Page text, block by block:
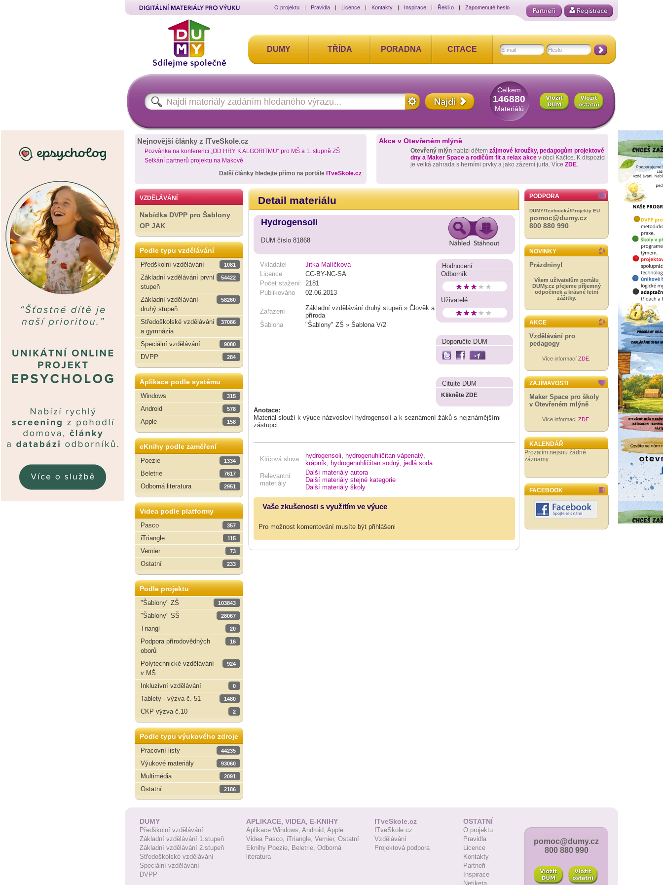
O projektu | Pravidla | Licence | Kontakty | Inspirace | Řekli o | Zapomenuté heslo
DUMY TŘÍDA PORADNA CITACE
Celkem
146880
Materiálů
Nejnovější články z ITveSkole.cz
Pozvánka na konferenci „OD HRY K ALGORITMU“ pro MŠ a 1. stupně ZŠ
Setkání partnerů projektu na Makově
Další články hledejte přímo na portále ITveSkole.cz
Akce v Otevřeném mlýně
Otevřený mlýn nabízí dětem zájmové kroužky, pedagogům projektové
dny a Maker Space a rodičům fit a relax akce v obci Kačice. K dispozici
je velká zahrada s herními prvky a jako zázemí jurta. Více ZDE.
VZDĚLÁVÁNÍ
Nabídka DVPP pro Šablony
OP JAK
Podle typu vzdělávání
Předškolní vzdělávání
1081
Základní vzdělávání první
stupeň
54422
Základní vzdělávání
druhý stupeň
58260
Středoškolské vzdělávání
a gymnázia
37086
Speciální vzdělávání 9080
DVPP 284
Aplikace podle systému
Windows
315
Android 578
Apple 158
eKnihy podle zaměření
Poezie
1334
Beletrie 7617
Odborná literatura 2951
Videa podle platformy
Pasco
357
iTriangle 115
Vernier 73
Ostatní 233
Podle projektu
"Šablony" ZŠ
103843
"Šablony" SŠ 28067
Triangl 20
Podpora přírodovědných
oborů
16
Polytechnické vzdělávání
v MŠ
924
Inkluzivní vzdělávání 0
Tablety - výzva č. 51 1480
CKP výzva č.10 2
Podle typu výukového zdroje
Pracovní listy
44235
Výukové materiály 93060
Multimédia 2091
Ostatní 2186
Detail materiálu
Hydrogensoli
DUM číslo 81868
Vkladatel
Jitka Malíčková
Licence
CC-BY-NC-SA
Počet stažení: 2181
Publikováno
02.06.2013
Zařazení
Základní vzdělávání druhý stupeň » Člověk a
příroda
Šablona
"Šablony" ZŠ » Šablona V/2
Hodnocení
Odborník
Uživatelé
Doporučte DUM
Citujte DUM
Klikněte ZDE
Anotace:
Materiál slouží k výuce názvosloví hydrogensolí a k seznámení žáků s nejznámějšími
zástupci.
Klíčová slova hydrogensoli hydrogenuhličitan vápenatý
krápník
hydrogenuhličitan sodný jedlá soda
Relevantní
materiály
Další materiály autora
Další materiály stejné kategorie
Další materiály školy
Vaše zkušenosti s využitím ve výuce
Pro možnost komentování musíte být přihlášeni
PODPORA
DUMY/Technická/Projekty EU
pomoc@dumy.cz
800 880 990
NOVINKY
Prázdniny!
Všem uživatelům portálu
DUMy.cz přejeme příjemný
odpočinek a krásné letní
zážitky.
AKCE
Vzdělávání pro
pedagogy
Více informací ZDE
ZAJÍMAVOSTI
Maker Space pro školy
v Otevřeném mlýně
Více informací ZDE
KALENDÁŘ
Prozatím nejsou žádné
záznamy
FACEBOOK
DUMY
Předškolní vzdělávání
Základní vzdělávání 1.stupeň
Základní vzdělávání 2.stupeň
Středoškolské vzdělávání
Speciální vzdělávání
DVPP
APLIKACE, VIDEA, E-KNIHY
Aplikace Windows, Android, Apple
Videa Pasco, iTriangle, Vernier, Ostatní
Eknihy Poezie, Beletrie, Odborná
literatura
ITveSkole.cz
ITveSkole.cz
Vzdělávání
Projektová podpora
OSTATNÍ
O projektu
Pravidla
Licence
Kontakty
Partneři
Inspirace
Netiketa
pomoc@dumy.cz
800 880 990